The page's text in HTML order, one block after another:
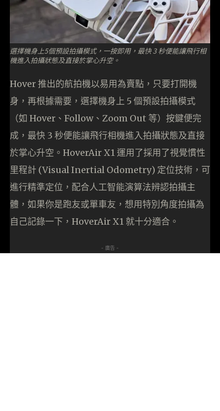
選擇機身上5個預設拍攝模式，一按即用，最快 3 秒便能讓飛行相
機進入拍攝狀態及直接於掌心升空。
Hover 推出的航拍機以易用為賣點，只要打開機
身，再根據需要，選擇機身上 5 個預設拍攝模式
（如 Hover、Follow、Zoom Out 等）按鍵便完
成，最快 3 秒便能讓飛行相機進入拍攝狀態及直接
於掌心升空。HoverAir X1 運用了採用了視覺慣性
里程計 (Visual Inertial Odometry) 定位技術，可
進行精準定位，配合人工智能演算法辨認拍攝主
體，如果你是跑友或單車友，想用特別角度拍攝為
自己記錄一下，HoverAir X1 就十分適合。
- 廣告 -